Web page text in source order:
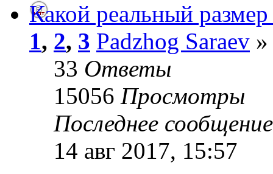
Какой реальный
1, 2, 3 Padzhog Saraev
33 Ответы
15056 Просмотры
Последнее
14 авг 2017, 15:57